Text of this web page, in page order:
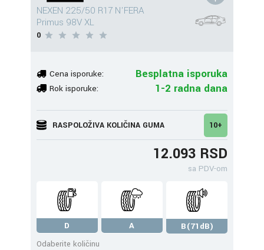
NEXEN 225/50 R17 N'FERA
Primus 98V XL
0
Cena isporuke: Besplatna isporuka
Rok isporuke: 1-2 radna dana
RASPOLOŽIVA KOLIČINA GUMA 10+
12.093 RSD
sa PDV-om
D A
B(71dB)
Odaberite količinu